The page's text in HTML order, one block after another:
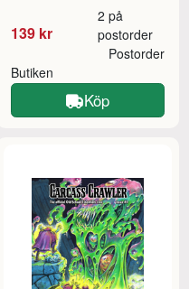
139 kr
2 på
postorder
Butiken
Postorder
Köp